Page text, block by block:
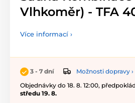
Vlhkoměr) - TFA
Více informací ›
3 - 7 dní
Možnosti dopravy ›
Objednávky do 18. 8. 12:00,
středu 19. 8.